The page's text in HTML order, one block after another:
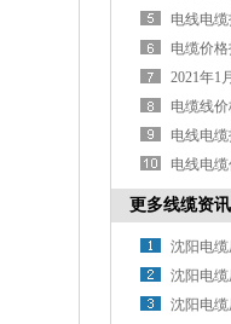
电线电
电缆价格
2021年1
电缆线
电线电
电线电
更多线缆资讯
沈阳电
知识
沈阳电
用领域
沈阳电